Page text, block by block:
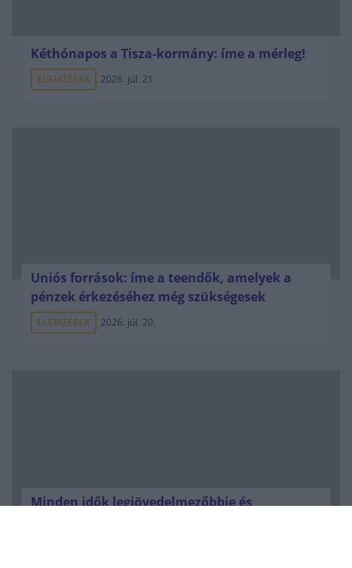
Kéthónapos a Tisza-kormány: íme a mérleg!
ELEMZÉSEK 2026. júl. 21.
Uniós források: íme a teendők, amelyek a
pénzek érkezéséhez még szükségesek
ELEMZÉSEK 2026. júl. 20.
Minden idők legjövedelmezőbbje és